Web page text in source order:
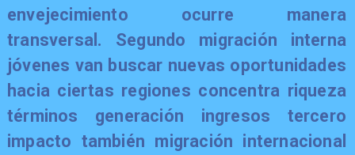
envejecimiento ocurre manera
transversal. Segundo migración interna
jóvenes van buscar nuevas oportunidades
hacia ciertas regiones concentra riqueza
términos generación ingresos tercero
impacto también migración internacional